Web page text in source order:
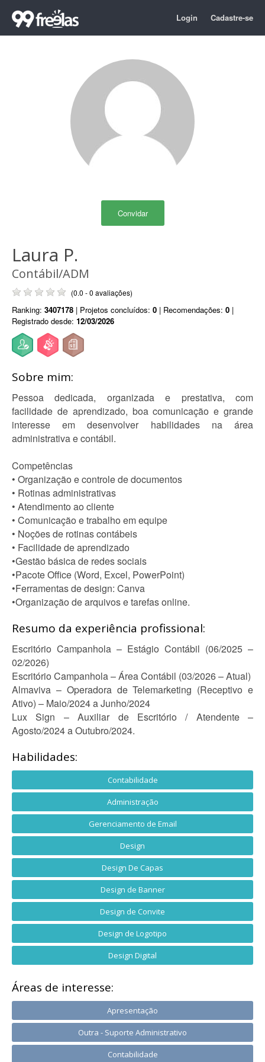
Login Cadastre-se
Convidar
Laura P.
Contábil/ADM
(0.0 - 0 avaliações)
Ranking: 3407178 | Projetos concluídos: 0 | Recomendações: 0 |
Registrado desde: 12/03/2026
Sobre mim:
Pessoa dedicada, organizada e prestativa, com
facilidade de aprendizado, boa comunicação e grande
interesse em desenvolver habilidades na área
administrativa e contábil.
Competências
• Organização e controle de documentos
• Rotinas administrativas
• Atendimento ao cliente
• Comunicação e trabalho em equipe
• Noções de rotinas contábeis
• Facilidade de aprendizado
•Gestão básica de redes sociais
•Pacote Office (Word, Excel, PowerPoint)
•Ferramentas de design: Canva
•Organização de arquivos e tarefas online.
Resumo da experiência profissional:
Escritório Campanhola – Estágio Contábil (06/2025 –
02/2026)
Escritório Campanhola – Área Contábil (03/2026 – Atual)
Almaviva – Operadora de Telemarketing (Receptivo e
Ativo) – Maio/2024 a Junho/2024
Lux Sign – Auxiliar de Escritório / Atendente –
Agosto/2024 a Outubro/2024.
Habilidades:
Contabilidade
Administração
Gerenciamento de Email
Design
Design De Capas
Design de Banner
Design de Convite
Design de Logotipo
Design Digital
Áreas de interesse:
Apresentação
Outra - Suporte Administrativo
Contabilidade